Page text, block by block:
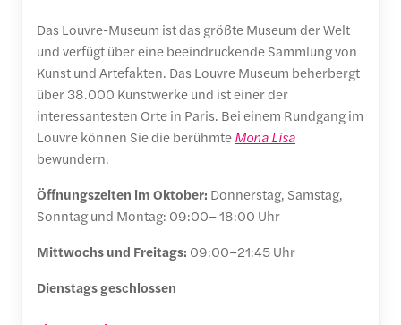
Das Louvre-Museum ist das größte Museum der Welt
und verfügt über eine beeindruckende Sammlung von
Kunst und Artefakten. Das Louvre Museum beherbergt
über 38.000 Kunstwerke und ist einer der
interessantesten Orte in Paris. Bei einem Rundgang im
Louvre können Sie die berühmteMona Lisa
bewundern.
Öffnungszeiten im Oktober: Donnerstag, Samstag,
Sonntag und Montag: 09:00– 18:00 Uhr
Mittwochs und Freitags: 09:00–21:45 Uhr
Dienstags geschlossen